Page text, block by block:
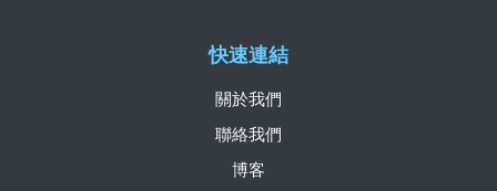
快速連結
關於我們
聯絡我們
博客